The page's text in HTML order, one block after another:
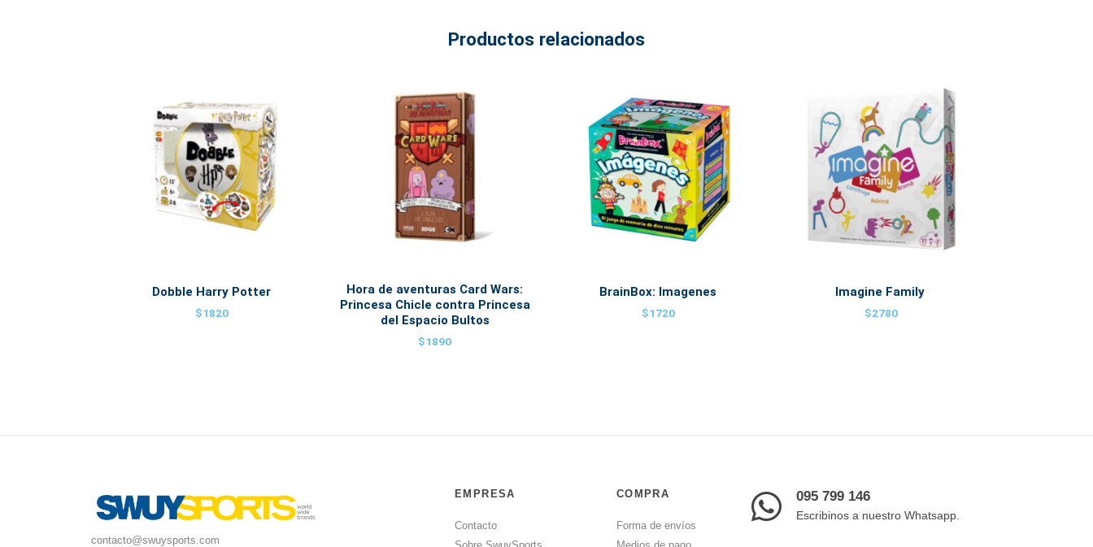
Productos relacionados
Dobble Harry Potter
$1820
Hora de aventuras Card Wars:
Princesa Chicle contra Princesa
del Espacio Bultos
$1890
BrainBox: Imagenes
$1720
Imagine Family
$2780
contacto@swuysports.com
EMPRESA
Contacto
COMPRA
Forma de envíos
095 799 146
Escribinos a nuestro Whatsapp.